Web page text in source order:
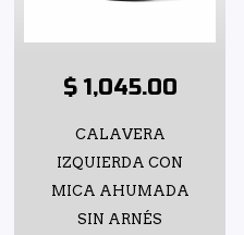
$ 1,045.00
CALAVERA
IZQUIERDA CON
MICA AHUMADA
SIN ARNÉS